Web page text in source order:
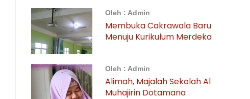
Oleh : Admin
Membuka Cakrawala Baru
Menuju Kurikulum Merdeka
Oleh : Admin
Alimah, Majalah Sekolah Al
Muhajirin Dotamana